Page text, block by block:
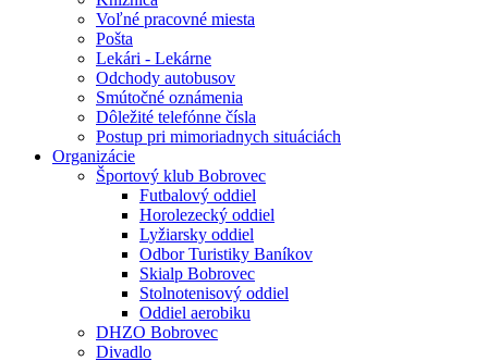
Voľné pracovné miesta
Pošta
Lekári - Lekárne
Odchody autobusov
Smútočné oznámenia
Dôležité telefónne čísla
Postup pri mimoriadnych situáciách
Organizácie
Športový klub Bobrovec
Futbalový oddiel
Horolezecký oddiel
Lyžiarsky oddiel
Odbor Turistiky Baníkov
Skialp Bobrovec
Stolnotenisový oddiel
Oddiel aerobiku
DHZO Bobrovec
Divadlo